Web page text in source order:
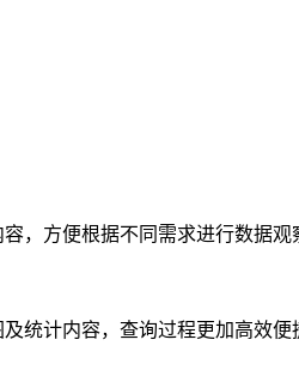
，方便根据不同需求进行数据观
统计内容，查询过程更加高效便